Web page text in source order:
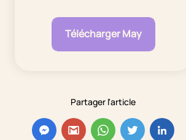
Télécharger May
Partager l'article